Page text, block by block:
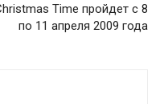
Time пройдет с 8
по 11 апреля 2009 года